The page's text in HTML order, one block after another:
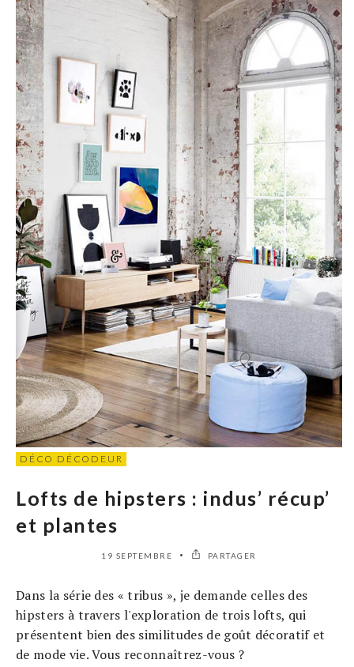
DÉCO DÉCODEUR
Lofts de hipsters : indus’ récup’
et plantes
19 SEPTEMBRE PARTAGER
Dans la série des « tribus », je demande celles des
hipsters à travers l'exploration de trois lofts, qui
présentent bien des similitudes de goût décoratif et
de mode vie. Vous reconnaîtrez-vous ?